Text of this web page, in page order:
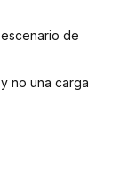
de
no una carga